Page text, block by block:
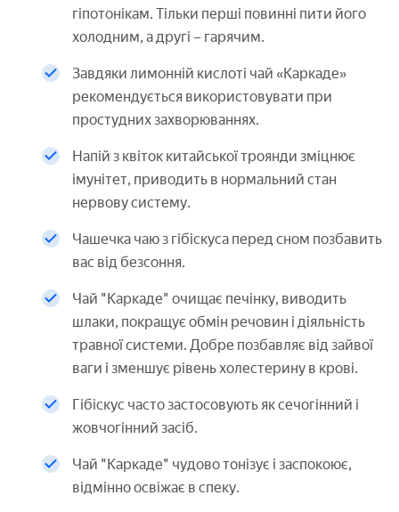
гіпотонікам. Тільки перші повинні пити його
холодним, а другі – гарячим.
Завдяки лимонній кислоті чай «Каркаде»
рекомендується використовувати при
простудних захворюваннях.
Напій з квіток китайської троянди зміцнює
імунітет, приводить в нормальний стан
нервову систему.
Чашечка чаю з гібіскуса перед сном позбавить
вас від безсоння.
Чай "Каркаде" очищає печінку, виводить
шлаки, покращує обмін речовин і діяльність
травної системи. Добре позбавляє від зайвої
ваги і зменшує рівень холестерину в крові.
Гібіскус часто застосовують як сечогінний і
жовчогінний засіб.
Чай "Каркаде" чудово тонізує і заспокоює,
відмінно освіжає в спеку.